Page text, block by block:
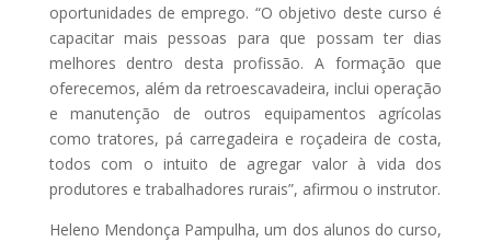
oportunidades de emprego. “O objetivo deste curso é
capacitar mais pessoas para que possam ter dias
melhores dentro desta profissão. A formação que
oferecemos, além da retroescavadeira, inclui operação
e manutenção de outros equipamentos agrícolas
como tratores, pá carregadeira e roçadeira de costa,
todos com o intuito de agregar valor à vida dos
produtores e trabalhadores rurais”, afirmou o instrutor.
Heleno Mendonça Pampulha, um dos alunos do curso,